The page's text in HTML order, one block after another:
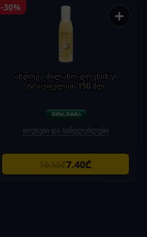
-30% +
ანდრეა მილანო-დრესინგი
ტრიუფელით 150 მლ
სოუსები და სანელებლები
10.50₾7.40₾